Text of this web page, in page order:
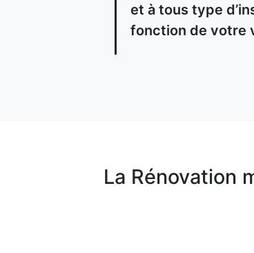
et à tous type
fonction de votre
La Rénovation